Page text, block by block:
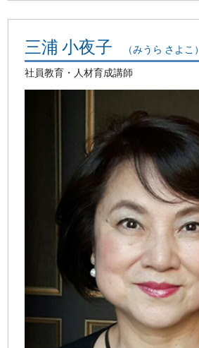
三浦 小夜子 （みうら さよこ）
社員教育・人材育成講師